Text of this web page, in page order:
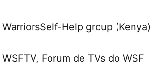
WarriorsSelf-Help group (Kenya)
WSFTV, Forum de TVs do WSF